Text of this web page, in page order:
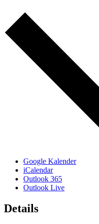
Google Kalender
iCalendar
Outlook 365
Outlook Live
Details